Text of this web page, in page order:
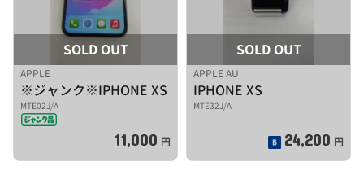
SOLD OUT
APPLE
※ジャンク※IPHONE XS
MTE02J/A
11,000 円
SOLD OUT
APPLE AU
IPHONE XS
MTE32J/A
24,200 円